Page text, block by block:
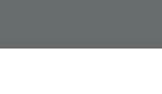
aus Holz in